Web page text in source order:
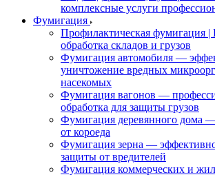
комплексные услуги
Фумигация
Профилактическая фумигация |
обработка складов и грузов
Фумигация автомобиля —
уничтожение вредных
насекомых
Фумигация вагонов —
обработка для защиты грузов
Фумигация деревянного дома
от короеда
Фумигация зерна —
защиты от вредителей
Фумигация коммерческих и